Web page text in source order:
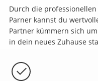
Durch die
Parner kannst du
Partner kümmern sich
in dein neues Zuhause